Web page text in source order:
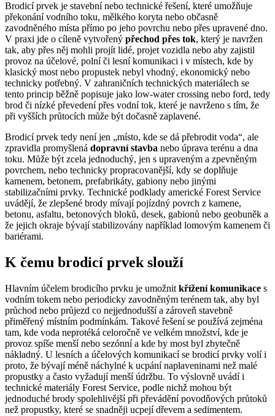
Brodicí prvek je stavební nebo technické řešení, které umožňuje
překonání vodního toku, mělkého koryta nebo občasně
zavodněného místa přímo po jeho povrchu nebo přes upravené dno.
V praxi jde o cíleně vytvořený přechod přes tok, který je navržen
tak, aby přes něj mohli projít lidé, projet vozidla nebo aby zajistil
provoz na účelové, polní či lesní komunikaci i v místech, kde by
klasický most nebo propustek nebyl vhodný, ekonomický nebo
technicky potřebný. V zahraničních technických materiálech se
tento princip běžně popisuje jako low-water crossing nebo ford, tedy
brod či nízké převedení přes vodní tok, které je navrženo s tím, že
při vyšších průtocích může být dočasně zaplavené.
Brodicí prvek tedy není jen „místo, kde se dá přebrodit voda“, ale
zpravidla promyšlená dopravní stavba nebo úprava terénu a dna
toku. Může být zcela jednoduchý, jen s upraveným a zpevněným
povrchem, nebo technicky propracovanější, kdy se doplňuje
kamenem, betonem, prefabrikáty, gabiony nebo jinými
stabilizačními prvky. Technické podklady americké Forest Service
uvádějí, že zlepšené brody mívají pojízdný povrch z kamene,
betonu, asfaltu, betonových bloků, desek, gabionů nebo geobuněk a
že jejich okraje bývají stabilizovány například lomovým kamenem či
bariérami.
K čemu brodicí prvek slouží
Hlavním účelem brodicího prvku je umožnit křížení komunikace s
vodním tokem nebo periodicky zavodněným terénem tak, aby byl
průchod nebo průjezd co nejjednodušší a zároveň stavebně
přiměřený místním podmínkám. Takové řešení se používá zejména
tam, kde voda neprotéká celoročně ve velkém množství, kde je
provoz spíše menší nebo sezónní a kde by most byl zbytečně
nákladný. U lesních a účelových komunikací se brodicí prvky volí i
proto, že bývají méně náchylné k ucpání naplaveninami než malé
propustky a často vyžadují menší údržbu. To výslovně uvádí i
technické materiály Forest Service, podle nichž mohou být
jednoduché brody spolehlivější při převádění povodňových průtoků
než propustky, které se snadněji ucpejí dřevem a sedimentem.